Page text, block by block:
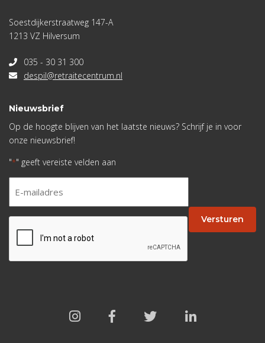
Soestdijkerstraatweg 147-A
1213 VZ Hilversum
035 - 30 31 300
despil@retraitecentrum.nl
Nieuwsbrief
Op de hoogte blijven van het laatste nieuws? Schrijf je in voor
onze nieuwsbrief!
"*" geeft vereiste velden aan
* Versturen